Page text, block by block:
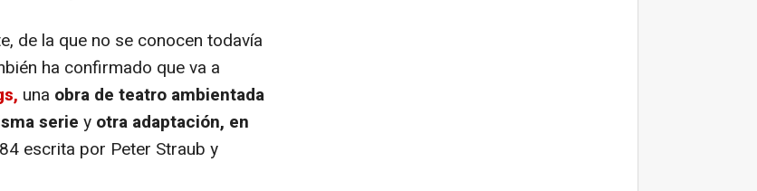
de la que no se conocen todavía
ha confirmado que va a
una obra de teatro ambientada
serie y otra adaptación, en
escrita por Peter Straub y